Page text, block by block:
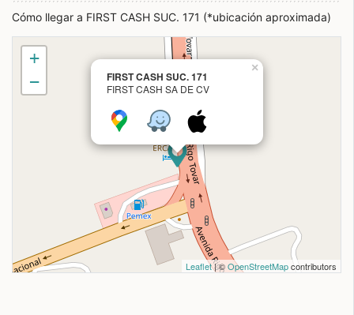
Cómo llegar a FIRST CASH SUC. 171 (*ubicación aproximada)
FIRST CASH SUC. 171
FIRST CASH SA DE CV
×
+
−
Leaflet| ©OpenStreetMapcontributors